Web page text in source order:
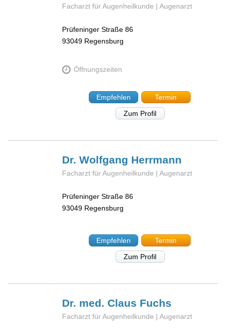
Facharzt für Augenheilkunde | Augenarzt
Prüfeninger Straße 86
93049 Regensburg
Öffnungszeiten
Empfehlen
Termin
Zum Profil
Dr. Wolfgang Herrmann
Facharzt für Augenheilkunde | Augenarzt
Prüfeninger Straße 86
93049 Regensburg
Empfehlen
Termin
Zum Profil
Dr. med. Claus Fuchs
Facharzt für Augenheilkunde | Augenarzt